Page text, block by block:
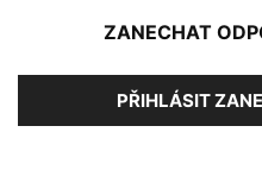
ZANECHAT
PŘIHLÁSIT